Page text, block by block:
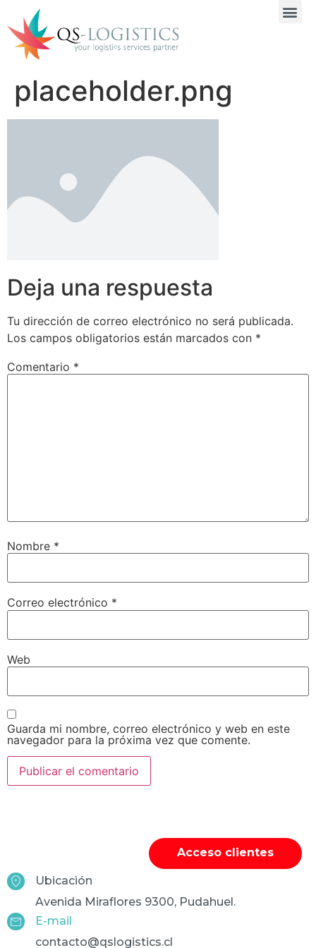
placeholder.png
Deja una respuesta
Tu dirección de correo electrónico no será publicada.
Los campos obligatorios están marcados con *
Comentario *
Nombre *
Correo electrónico *
Web
Guarda mi nombre, correo electrónico y web en este
navegador para la próxima vez que comente.
Acceso clientes
Avenida Miraflores 9300, Pudahuel.
Ubicación
contacto@qslogistics.cl
E-mail